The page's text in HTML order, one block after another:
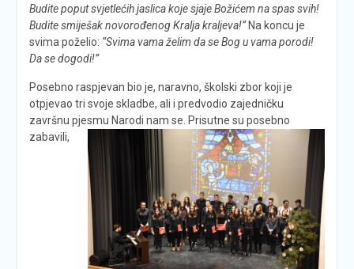
Budite poput svjetlećih jaslica koje sjaje Božićem na spas svih!
Budite smiješak novorođenog Kralja kraljeva!” Na koncu je
svima poželio: “Svima vama želim da se Bog u vama porodi!
Da se dogodi!”
Posebno raspjevan bio je, naravno, školski zbor koji je
otpjevao tri svoje skladbe, ali i predvodio zajedničku
završnu pjesmu Narodi nam se. Prisutne su posebno
zabavili,